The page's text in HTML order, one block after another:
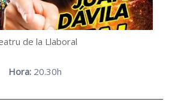
de la Llaboral
Hora:20.30h